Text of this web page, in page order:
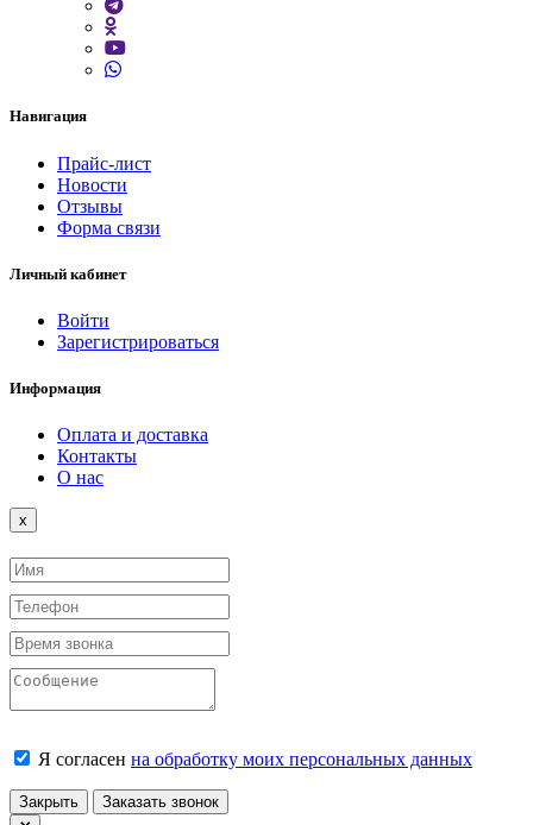
Навигация
Прайс-лист
Новости
Отзывы
Форма связи
Личный кабинет
Войти
Зарегистрироваться
Информация
Оплата и доставка
Контакты
О нас
x
Я согласен на обработку моих персональных данных
Закрыть Заказать звонок